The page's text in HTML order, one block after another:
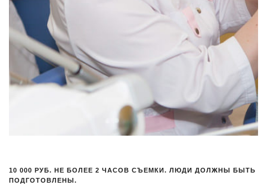
10 000 РУБ. НЕ БОЛЕЕ 2 ЧАСОВ СЪЕМКИ. ЛЮДИ ДОЛЖНЫ БЫТЬ
ПОДГОТОВЛЕНЫ.